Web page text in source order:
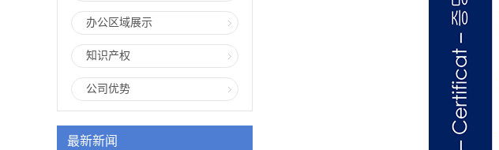
办公区域展示
知识产权
公司优势
最新新闻